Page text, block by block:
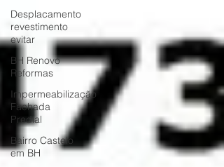
Desplacamento
revestimento
evitar
BH Renovo
Reformas
Impermeabilização
Fachada
Predial
Bairro Castelo
em BH